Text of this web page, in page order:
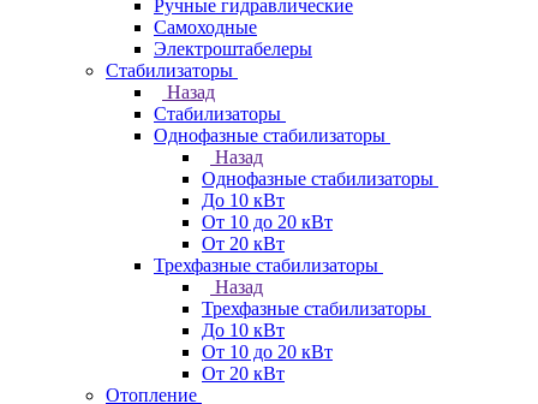
Ручные гидравлические
Самоходные
Электроштабелеры
Стабилизаторы
Назад
Стабилизаторы
Однофазные стабилизаторы
Назад
Однофазные стабилизаторы
До 10 кВт
От 10 до 20 кВт
От 20 кВт
Трехфазные стабилизаторы
Назад
Трехфазные стабилизаторы
До 10 кВт
От 10 до 20 кВт
От 20 кВт
Отопление